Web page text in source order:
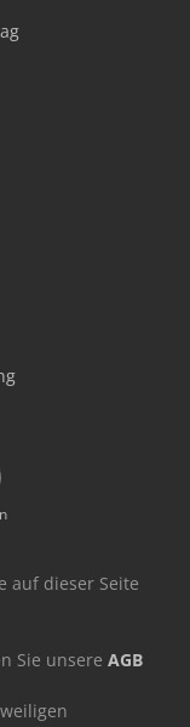
auf dieser Seite
Sie unsere AGB